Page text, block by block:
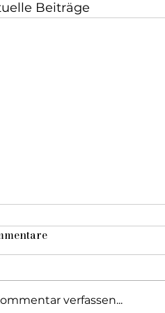
Beiträge
verfassen...